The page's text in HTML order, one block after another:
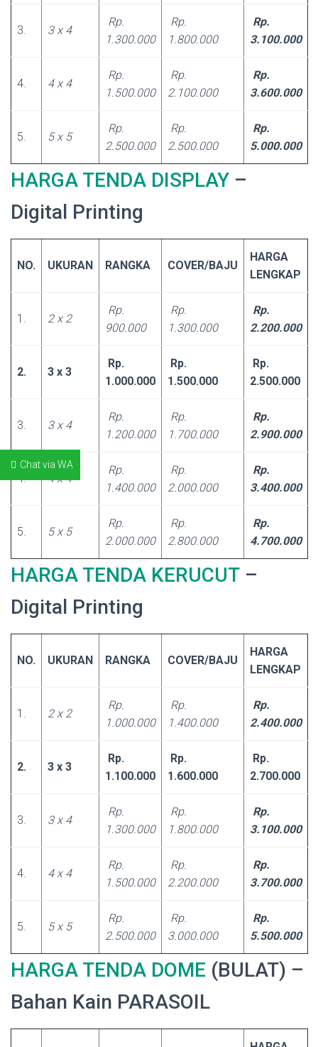
3. 3 x 4
Rp.
1.300.000
Rp.
1.800.000
Rp.
3.100.000
4. 4 x 4
Rp.
1.500.000
Rp.
2.100.000
Rp.
3.600.000
5. 5 x 5
Rp.
2.500.000
Rp.
2.500.000
Rp.
5.000.000
HARGA TENDA DISPLAY –
Digital Printing
NO. UKURAN RANGKA COVER/BAJU
HARGA
LENGKAP
1. 2 x 2
Rp.
900.000
Rp.
1.300.000
Rp.
2.200.000
2. 3 x 3
Rp.
1.000.000
Rp.
1.500.000
Rp.
2.500.000
3. 3 x 4
Rp.
1.200.000
Rp.
1.700.000
Rp.
2.900.000
4. 4 x 4
Rp.
1.400.000
Rp.
2.000.000
Rp.
3.400.000
5. 5 x 5
Rp.
2.000.000
Rp.
2.800.000
Rp.
4.700.000
HARGA TENDA KERUCUT –
Digital Printing
NO. UKURAN RANGKA COVER/BAJU
HARGA
LENGKAP
1. 2 x 2
Rp.
1.000.000
Rp.
1.400.000
Rp.
2.400.000
2. 3 x 3
Rp.
1.100.000
Rp.
1.600.000
Rp.
2.700.000
3. 3 x 4
Rp.
1.300.000
Rp.
1.800.000
Rp.
3.100.000
4. 4 x 4
Rp.
1.500.000
Rp.
2.200.000
Rp.
3.700.000
5. 5 x 5
Rp.
2.500.000
Rp.
3.000.000
Rp.
5.500.000
HARGA TENDA DOME (BULAT) –
Bahan Kain PARASOIL
Chat via WA